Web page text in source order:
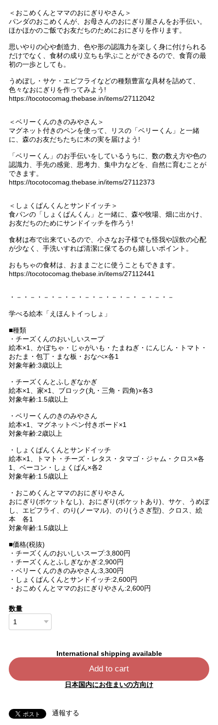
＜おこめくんとママのおにぎりやさん＞
パンダのおこめくんが、お母さんのおにぎり屋さんをお手伝い。
ほかほかのご飯でお友だちのためにおにぎりを作ります。
思いやりの心や創造力、色や形の認識力を楽しく身に付けられる
だけでなく、食材の成り立ちも学ぶことができるので、食育の最
初の一歩としても。
うめぼし・サケ・エビフライなどの種類豊富な具材を詰めて、
色々なおにぎりを作ってみよう!
https://tocotocomag.thebase.in/items/27112042
＜ベリーくんのきのみやさん＞
マグネット付きのペンを使って、リスの「ベリーくん」と一緒
に、森のお友だちたちに木の実を届けよう!
「ベリーくん」のお手伝いをしているうちに、数の数え方や色の
認識力、手先の感覚、思考力、集中力などを、自然に育むことが
できます。
https://tocotocomag.thebase.in/items/27112373
＜しょくぱんくんとサンドイッチ＞
食パンの「しょくぱんくん」と一緒に、森や牧場、畑に出かけ、
お友だちのためにサンドイッチを作ろう!
食材は布で出来ているので、小さなお子様でも怪我や誤飲の心配
が少なく、手洗いすれば清潔に保てるのも嬉しいポイント。
おもちゃの食材は、おままごとに使うこともできます。
https://tocotocomag.thebase.in/items/27112441
・－・－・－・－・－・－・－・－・－・ －・－・－
学べる絵本「えほんトイっしょ」
■種類
・チーズくんのおいしいスープ
絵本×1、かぼちゃ・じゃがいも・たまねぎ・にんじん・トマト・
おたま・包丁・まな板・おなべ×各1
対象年齢:3歳以上
・チーズくんとふしぎなかぎ
絵本×1、家×1、ブロック(丸・三角・四角)×各3
対象年齢:1.5歳以上
・ベリーくんのきのみやさん
絵本×1、マグネットペン付きボード×1
対象年齢:2歳以上
・しょくぱんくんとサンドイッチ
絵本×1、トマト・チーズ・レタス・タマゴ・ジャム・クロス×各
1、ベーコン・しょくぱん×各2
対象年齢:1.5歳以上
・おこめくんとママのおにぎりやさん
おにぎり(ポケットなし)、おにぎり(ポケットあり)、サケ、うめぼ
し、エビフライ、のり(ノーマル)、のり(うさぎ型)、クロス、絵
本 各1
対象年齢:1.5歳以上
■価格(税抜)
・チーズくんのおいしいスープ:3,800円
・チーズくんとふしぎなかぎ:2,900円
・ベリーくんのきのみやさん:3,300円
・しょくぱんくんとサンドイッチ:2,600円
・おこめくんとママのおにぎりやさん:2,600円
数量
International shipping available
Add to cart
日本国内にお住まいの方向け
通報する